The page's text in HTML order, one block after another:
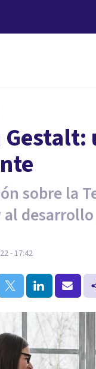
sobre la
al
- 17:42